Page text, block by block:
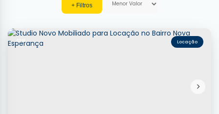
4391